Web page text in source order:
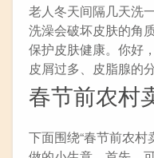
老人冬天间隔几天洗
洗澡会破坏皮肤的角
保护皮肤健康。你好
皮屑过多、皮脂腺的
春节前农村
下面围绕“春节前农